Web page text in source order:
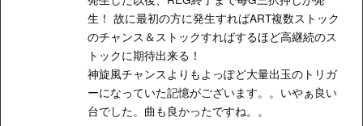
生！ 故に最初の方に発生すればART複数ストック
のチャンス＆ストックすればするほど高継続のス
トックに期待出来る！
神旋風チャンスよりもよっぽど大量出玉のトリガ
ーになっていた記憶がございます。。いやぁ良い
台でした。曲も良かったですね。。